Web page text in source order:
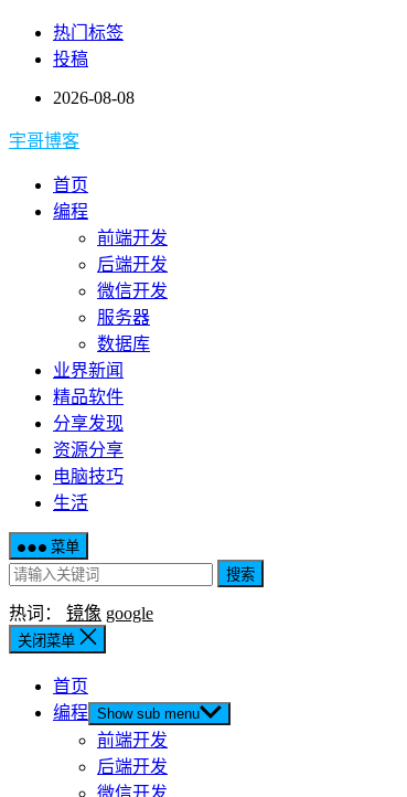
热门标签
投稿
2026-08-08
宇哥博客
首页
编程
前端开发
后端开发
微信开发
服务器
数据库
业界新闻
精品软件
分享发现
资源分享
电脑技巧
生活
菜单
搜索
热词： 镜像 google
关闭菜单
首页
编程 Show sub menu
前端开发
后端开发
微信开发